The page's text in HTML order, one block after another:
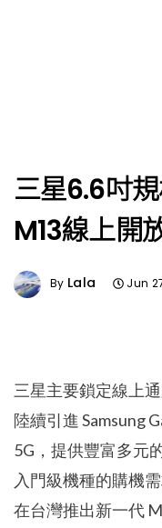
三星6.6吋
M13線上開
By Lala Jun
三星主要鎖定線上
陸續引進 Samsung
5G，提供豐富多元
入門級機種的購機
在台灣推出新一代